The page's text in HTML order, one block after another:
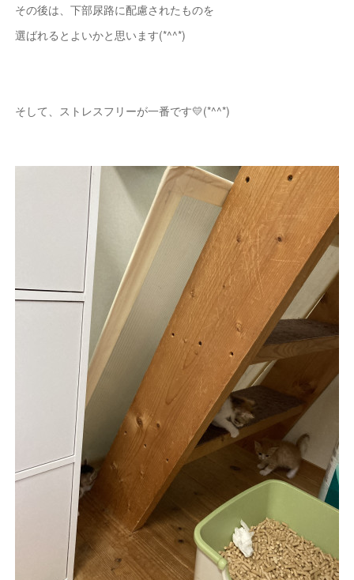
その後は、下部尿路に配慮されたものを
選ばれるとよいかと思います(*^^*)
そして、ストレスフリーが一番です💛(*^^*)